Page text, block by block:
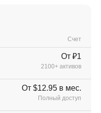
Счет
От ₽1
2100+ активов
От $12.95 в мес.
Полный доступ